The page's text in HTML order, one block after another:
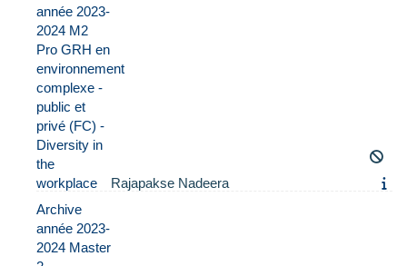
année 2023-
2024 M2
Pro GRH en
environnement
complexe -
public et
privé (FC) -
Diversity in
the
workplace
Rajapakse Nadeera
Archive
année 2023-
2024 Master